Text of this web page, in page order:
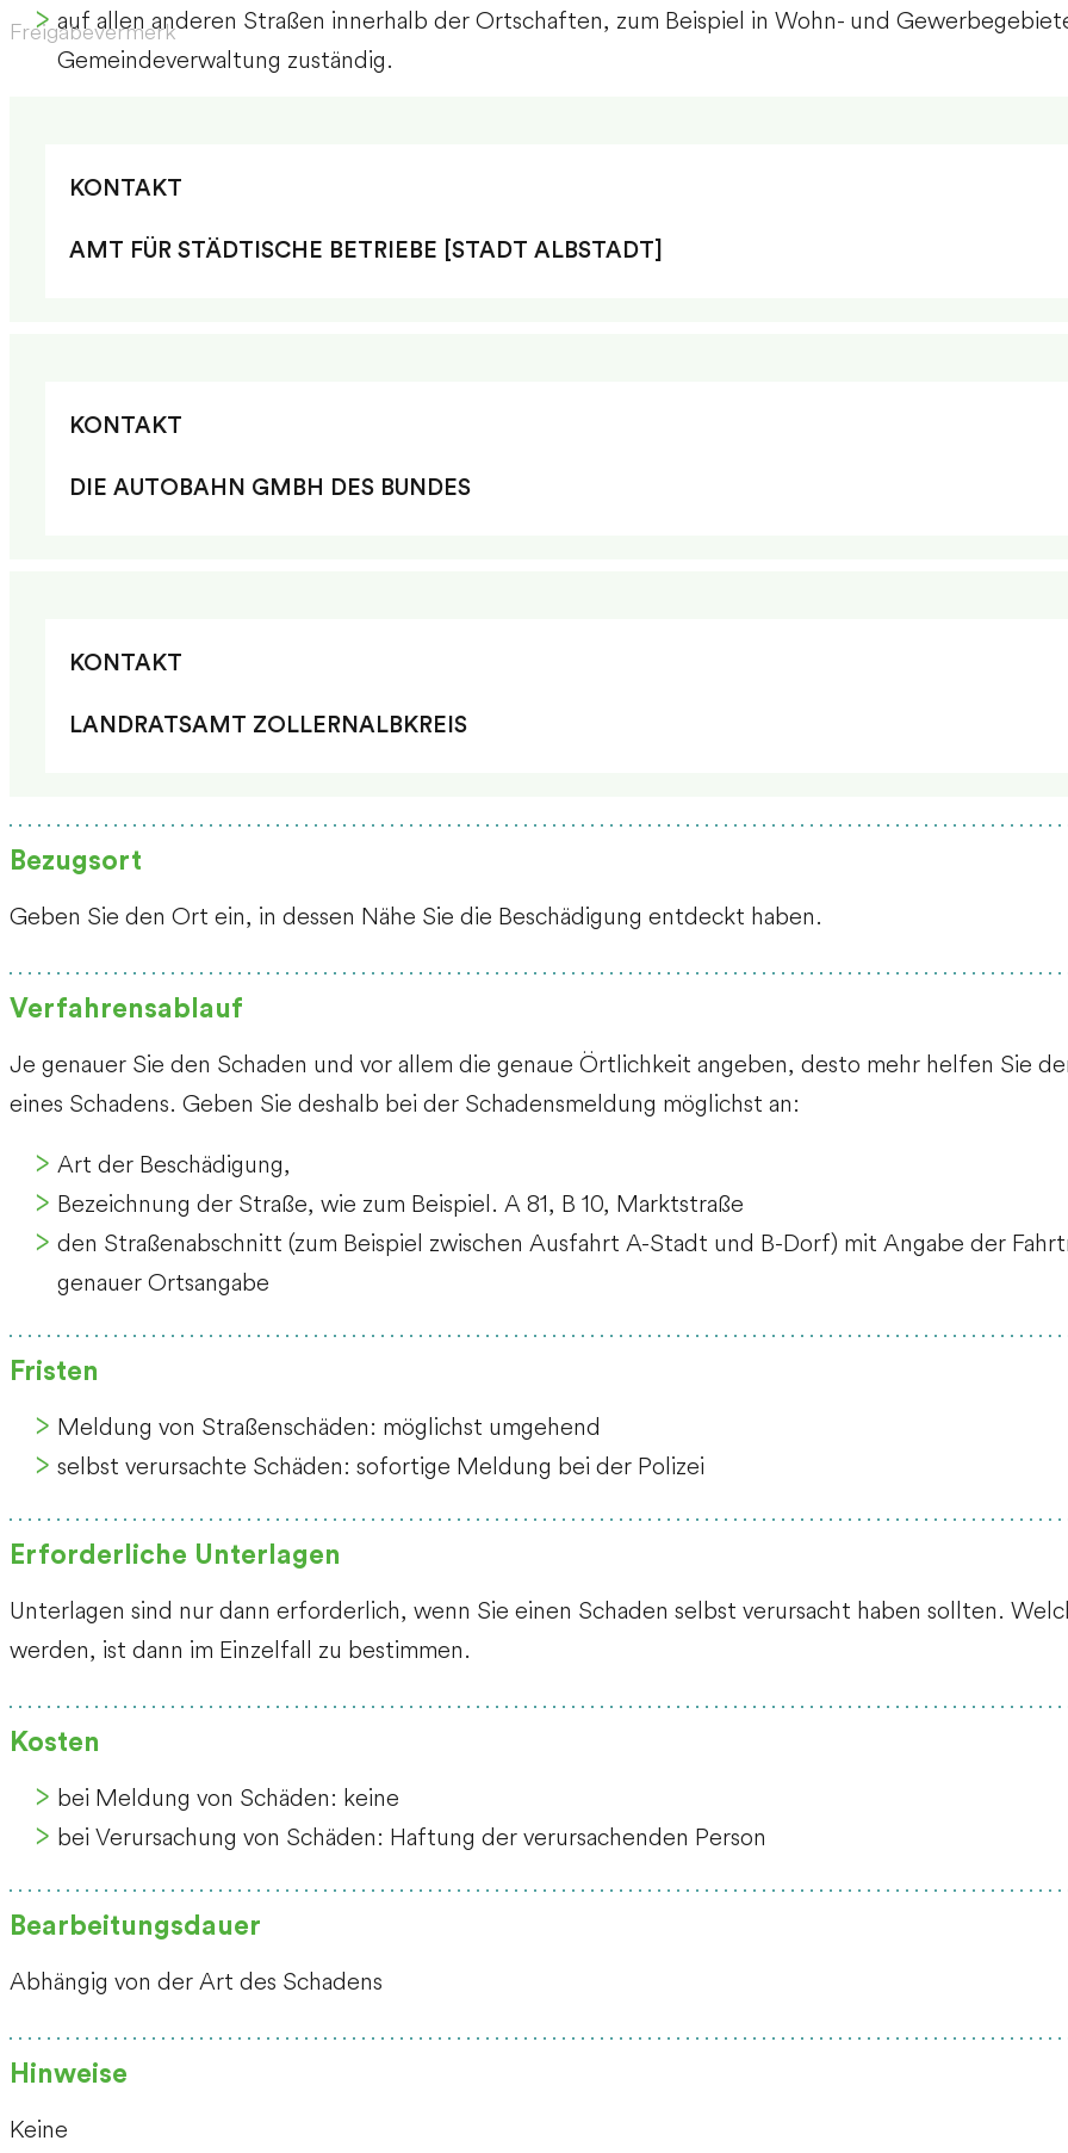
Freigabevermerk
auf allen anderen Straßen innerhalb der Ortschaften, zum Beispiel in Wohn- und
Gemeindeverwaltung zuständig.
KONTAKT
AMT FÜR STÄDTISCHE BETRIEBE [STADT ALBSTADT]
KONTAKT
DIE AUTOBAHN GMBH DES BUNDES
KONTAKT
LANDRATSAMT ZOLLERNALBKREIS
Bezugsort
Geben Sie den Ort ein, in dessen Nähe Sie die Beschädigung entdeckt haben.
Verfahrensablauf
Je genauer Sie den Schaden und vor allem die genaue Örtlichkeit angeben, desto mehr helfen Sie
eines Schadens. Geben Sie deshalb bei der Schadensmeldung möglichst an:
Art der Beschädigung,
Bezeichnung der Straße, wie zum Beispiel. A 81, B 10, Marktstraße
den Straßenabschnitt (zum Beispiel zwischen Ausfahrt A-Stadt und B-Dorf) mit Angabe der
genauer Ortsangabe
Fristen
Meldung von Straßenschäden: möglichst umgehend
selbst verursachte Schäden: sofortige Meldung bei der Polizei
Erforderliche Unterlagen
Unterlagen sind nur dann erforderlich, wenn Sie einen Schaden selbst verursacht haben sollten.
werden, ist dann im Einzelfall zu bestimmen.
Kosten
bei Meldung von Schäden: keine
bei Verursachung von Schäden: Haftung der verursachenden Person
Bearbeitungsdauer
Abhängig von der Art des Schadens
Hinweise
Keine